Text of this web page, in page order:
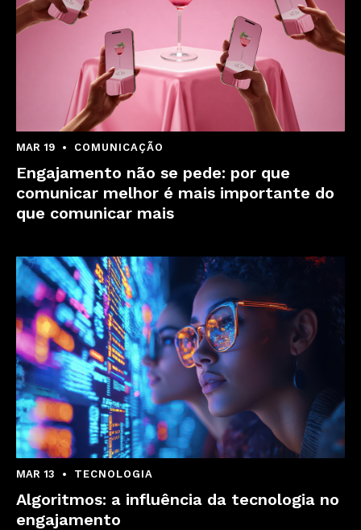
MAR 19 COMUNICAÇÃO
Engajamento não se pede: por que
comunicar melhor é mais importante do
que comunicar mais
MAR 13 TECNOLOGIA
Algoritmos: a influência da tecnologia no
engajamento